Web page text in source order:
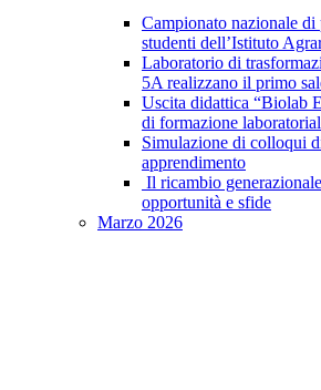
Campionato nazionale di
studenti dell’Istituto
Laboratorio di
5A realizzano il primo
Uscita didattica “Biolab
di formazione
Simulazione di colloqui
apprendimento
Il ricambio
opportunità e sfide
Marzo 2026